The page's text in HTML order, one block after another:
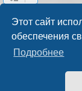
Этот сайт
обеспечения
Подробнее
Список форумов
Создано